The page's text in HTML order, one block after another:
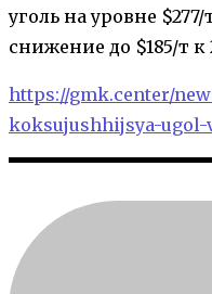
уголь на уровне
снижение до $185/т к
https://gmk.center/
koksujushhijsya-